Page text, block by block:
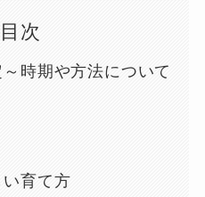
目次
時期や方法について
育て方